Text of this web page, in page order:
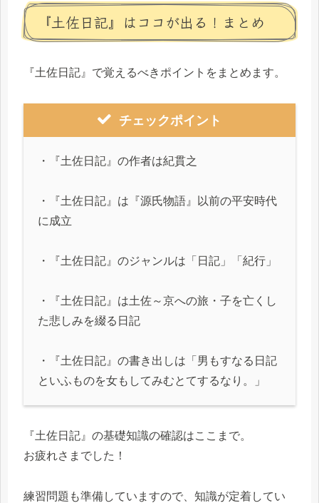
『土佐日記』はココが出る！まとめ
『土佐日記』で覚えるべきポイントをまとめます。
チェックポイント
・『土佐日記』の作者は紀貫之
・『土佐日記』は『源氏物語』以前の平安時代
に成立
・『土佐日記』のジャンルは「日記」「紀行」
・『土佐日記』は土佐～京への旅・子を亡くし
た悲しみを綴る日記
・『土佐日記』の書き出しは「男もすなる日記
といふものを女もしてみむとてするなり。」
『土佐日記』の基礎知識の確認はここまで。
お疲れさまでした！
練習問題も準備していますので、知識が定着してい